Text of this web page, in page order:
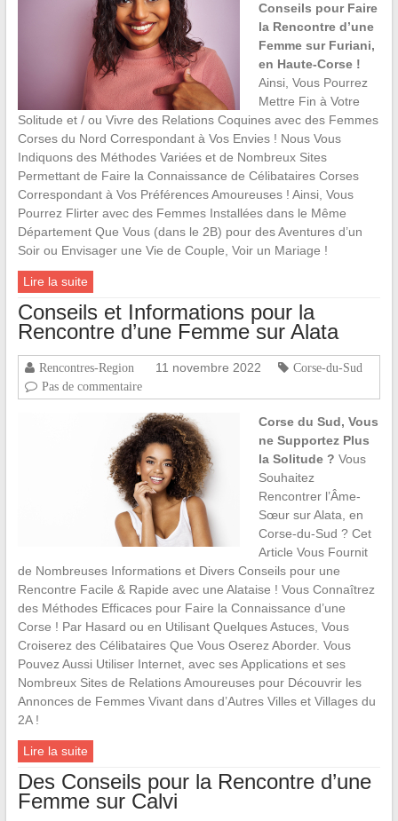
Conseils pour Faire
la Rencontre d’une
Femme sur Furiani,
en Haute-Corse !
Ainsi, Vous Pourrez
Mettre Fin à Votre
Solitude et / ou Vivre des Relations Coquines avec des Femmes
Corses du Nord Correspondant à Vos Envies ! Nous Vous
Indiquons des Méthodes Variées et de Nombreux Sites
Permettant de Faire la Connaissance de Célibataires Corses
Correspondant à Vos Préférences Amoureuses ! Ainsi, Vous
Pourrez Flirter avec des Femmes Installées dans le Même
Département Que Vous (dans le 2B) pour des Aventures d’un
Soir ou Envisager une Vie de Couple, Voir un Mariage !
Lire la suite
Conseils et Informations pour la
Rencontre d’une Femme sur Alata
Rencontres-Region 11 novembre 2022
Corse-du-Sud
Pas de commentaire
Corse du Sud, Vous
ne Supportez Plus
la Solitude ? Vous
Souhaitez
Rencontrer l’Âme-
Sœur sur Alata, en
Corse-du-Sud ? Cet
Article Vous Fournit
de Nombreuses Informations et Divers Conseils pour une
Rencontre Facile & Rapide avec une Alataise ! Vous Connaîtrez
des Méthodes Efficaces pour Faire la Connaissance d’une
Corse ! Par Hasard ou en Utilisant Quelques Astuces, Vous
Croiserez des Célibataires Que Vous Oserez Aborder. Vous
Pouvez Aussi Utiliser Internet, avec ses Applications et ses
Nombreux Sites de Relations Amoureuses pour Découvrir les
Annonces de Femmes Vivant dans d’Autres Villes et Villages du
2A !
Lire la suite
Des Conseils pour la Rencontre d’une
Femme sur Calvi